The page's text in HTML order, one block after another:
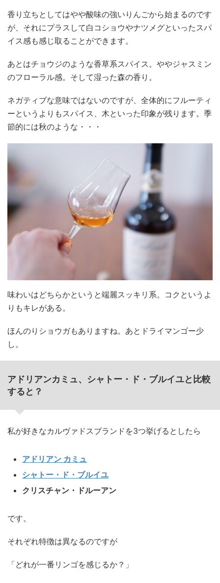
香り立ちとしてはやや酸味の強いりんごから始まるのです
が、それにプラスして白コショウやナツメグといったスパ
イス感も感じ取ることができます。
あとはチョウジのような香草系スパイス。ややジャスミン
のフローラル感。そして湿った森の香り。
ネガティブな意味ではないのですが、全体的にフルーティ
ーというよりもスパイス、木といった印象が残ります。季
節的には秋のような・・・
味わいはどちらかというと端麗スッキリ系。コクというよ
りもキレがある。
ほんのりショウガもありますね。あとドライマンゴー少
し。
アドリアンカミュ、シャトー・ド・ブルイユと比較
すると？
私が好きなカルヴァドスブランドを3つ挙げるとしたら
アドリアン カミュ
シャトー・ド・ブルイユ
クリスチャン・ドルーアン
です。
それぞれ特徴は異なるのですが
「どれが一番リンゴを感じるか？」